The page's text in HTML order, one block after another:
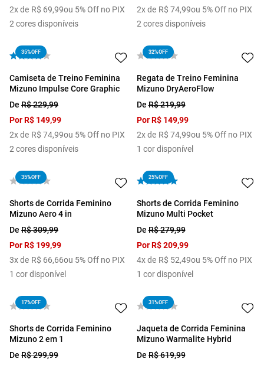
2x de R$ 69,99ou 5% Off no PIX
2 cores disponíveis
2x de R$ 74,99ou 5% Off no PIX
2 cores disponíveis
35%OFF
Camiseta de Treino Feminina
Mizuno Impulse Core Graphic
De R$229,99
PorR$ 149,99
2x de R$ 74,99ou 5% Off no PIX
2 cores disponíveis
32%OFF
Regata de Treino Feminina
Mizuno DryAeroFlow
DeR$219,99
PorR$ 149,99
2x de R$ 74,99ou 5% Off no PIX
1 cor disponível
35%OFF
Shorts de Corrida Feminino
Mizuno Aero 4 in
De R$309,99
PorR$ 199,99
3x de R$ 66,66ou 5% Off no PIX
1 cor disponível
25%OFF
Shorts de Corrida Feminino
Mizuno Multi Pocket
DeR$279,99
PorR$ 209,99
4x de R$ 52,49ou 5% Off no PIX
1 cor disponível
17%OFF
Shorts de Corrida Feminino
Mizuno 2 em 1
De R$299,99
31%OFF
Jaqueta de Corrida Feminina
Mizuno Warmalite Hybrid
DeR$619,99